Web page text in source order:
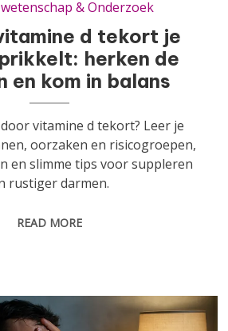
& Onderzoek
d tekort je
herken de
en kom in balans
vitamine d tekort? Leer je
oorzaken en risicogroepen,
en slimme tips voor suppleren
rustiger darmen.
READ MORE